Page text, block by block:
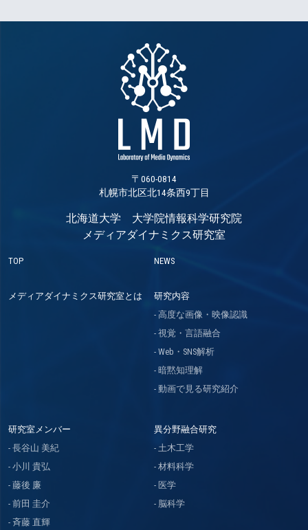
〒060-0814
札幌市北区北14条西9丁目
北海道大学 大学院情報科学研究院
メディアダイナミクス研究室
TOP NEWS
メディアダイナミクス研究室とは
研究内容
高度な画像・映像認識
視覚・言語融合
Web・SNS解析
暗黙知理解
動画で見る研究紹介
研究室メンバー
長谷山 美紀
小川 貴弘
藤後 廉
前田 圭介
斉藤 直輝
異分野融合研究
土木工学
材料科学
医学
脳科学